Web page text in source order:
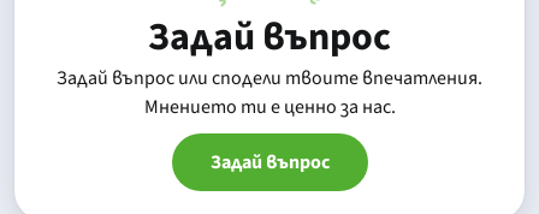
Задай въпрос
Задай въпрос или сподели твоите впечатления.
Mнението ти е ценно за нас.
Задай въпрос